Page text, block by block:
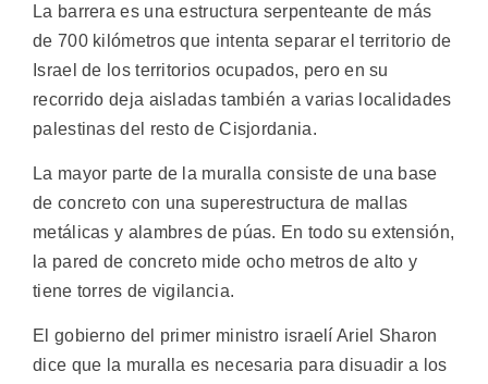
La barrera es una estructura serpenteante de más
de 700 kilómetros que intenta separar el territorio de
Israel de los territorios ocupados, pero en su
recorrido deja aisladas también a varias localidades
palestinas del resto de Cisjordania.
La mayor parte de la muralla consiste de una base
de concreto con una superestructura de mallas
metálicas y alambres de púas. En todo su extensión,
la pared de concreto mide ocho metros de alto y
tiene torres de vigilancia.
El gobierno del primer ministro israelí Ariel Sharon
dice que la muralla es necesaria para disuadir a los